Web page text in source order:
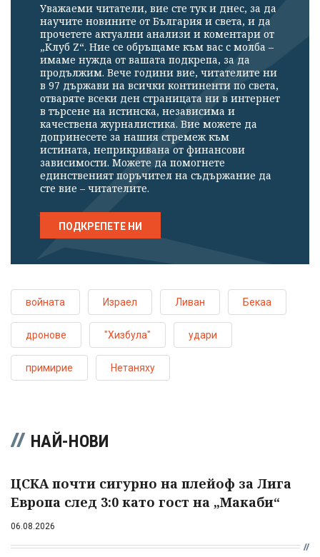
Уважаеми читатели, вие сте тук и днес, за да
научите новините от България и света, и да
прочетете актуални анализи и коментари от
„Клуб Z“. Ние се обръщаме към вас с молба –
имаме нужда от вашата подкрепа, за да
продължим. Вече години вие, читателите ни
в 97 държави на всички континенти по света,
отваряте всеки ден страницата ни в интернет
в търсене на истинска, независима и
качествена журналистика. Вие можете да
допринесете за нашия стремеж към
истината, неприкривана от финансови
зависимости. Можете да помогнете
единственият поръчител на съдържание да
сте вие – читателите.
ПОДКРЕПЕТЕ НИ
войната Израел Ливан Бекаа
дронове "Хизбула" удари
примирие Нетаняху
НАЙ-НОВИ
ЦСКА почти сигурно на плейоф за Лига
Европа след 3:0 като гост на „Макаби“
06.08.2026